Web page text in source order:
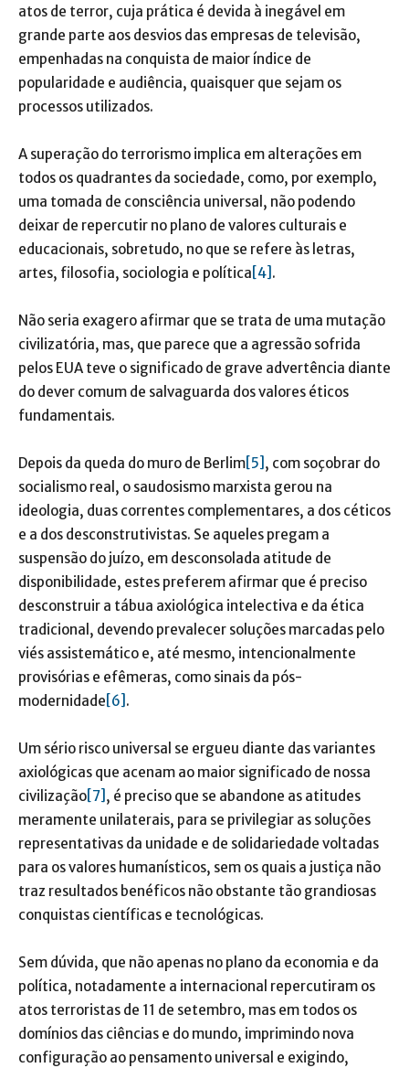
atos de terror, cuja prática é devida à inegável em
grande parte aos desvios das empresas de televisão,
empenhadas na conquista de maior índice de
popularidade e audiência, quaisquer que sejam os
processos utilizados.
A superação do terrorismo implica em alterações em
todos os quadrantes da sociedade, como, por exemplo,
uma tomada de consciência universal, não podendo
deixar de repercutir no plano de valores culturais e
educacionais, sobretudo, no que se refere às letras,
artes, filosofia, sociologia e política [4] .
Não seria exagero afirmar que se trata de uma mutação
civilizatória, mas, que parece que a agressão sofrida
pelos EUA teve o significado de grave advertência diante
do dever comum de salvaguarda dos valores éticos
fundamentais.
Depois da queda do muro de Berlim [5] , com soçobrar do
socialismo real, o saudosismo marxista gerou na
ideologia, duas correntes complementares, a dos céticos
e a dos desconstrutivistas. Se aqueles pregam a
suspensão do juízo, em desconsolada atitude de
disponibilidade, estes preferem afirmar que é preciso
desconstruir a tábua axiológica intelectiva e da ética
tradicional, devendo prevalecer soluções marcadas pelo
viés assistemático e, até mesmo, intencionalmente
provisórias e efêmeras, como sinais da pós-
modernidade [6] .
Um sério risco universal se ergueu diante das variantes
axiológicas que acenam ao maior significado de nossa
civilização [7] , é preciso que se abandone as atitudes
meramente unilaterais, para se privilegiar as soluções
representativas da unidade e de solidariedade voltadas
para os valores humanísticos, sem os quais a justiça não
traz resultados benéficos não obstante tão grandiosas
conquistas científicas e tecnológicas.
Sem dúvida, que não apenas no plano da economia e da
política, notadamente a internacional repercutiram os
atos terroristas de 11 de setembro, mas em todos os
domínios das ciências e do mundo, imprimindo nova
configuração ao pensamento universal e exigindo,